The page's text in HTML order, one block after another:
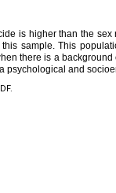
is higher than the
sample. This
there is a
psychological and